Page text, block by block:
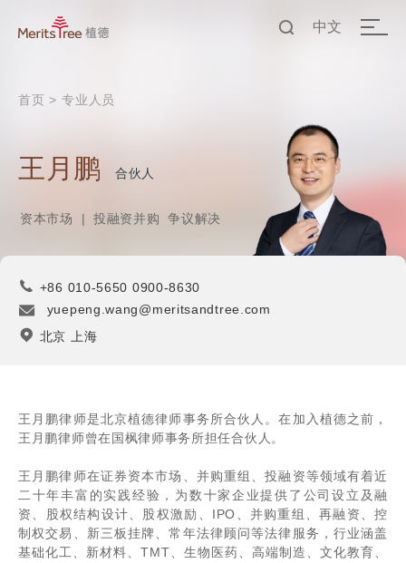
中文
首页 > 专业人员
王月鹏 合伙人
资本市场 | 投融资并购 争议解决
+86 010-5650 0900-8630
yuepeng.wang@meritsandtree.com
北京 上海
王月鹏律师是北京植德律师事务所合伙人。在加入植德之前，
王月鹏律师曾在国枫律师事务所担任合伙人。
王月鹏律师在证券资本市场、并购重组、投融资等领域有着近
二十年丰富的实践经验，为数十家企业提供了公司设立及融
资、股权结构设计、股权激励、IPO、并购重组、再融资、控
制权交易、新三板挂牌、常年法律顾问等法律服务，行业涵盖
基础化工、新材料、TMT、生物医药、高端制造、文化教育、